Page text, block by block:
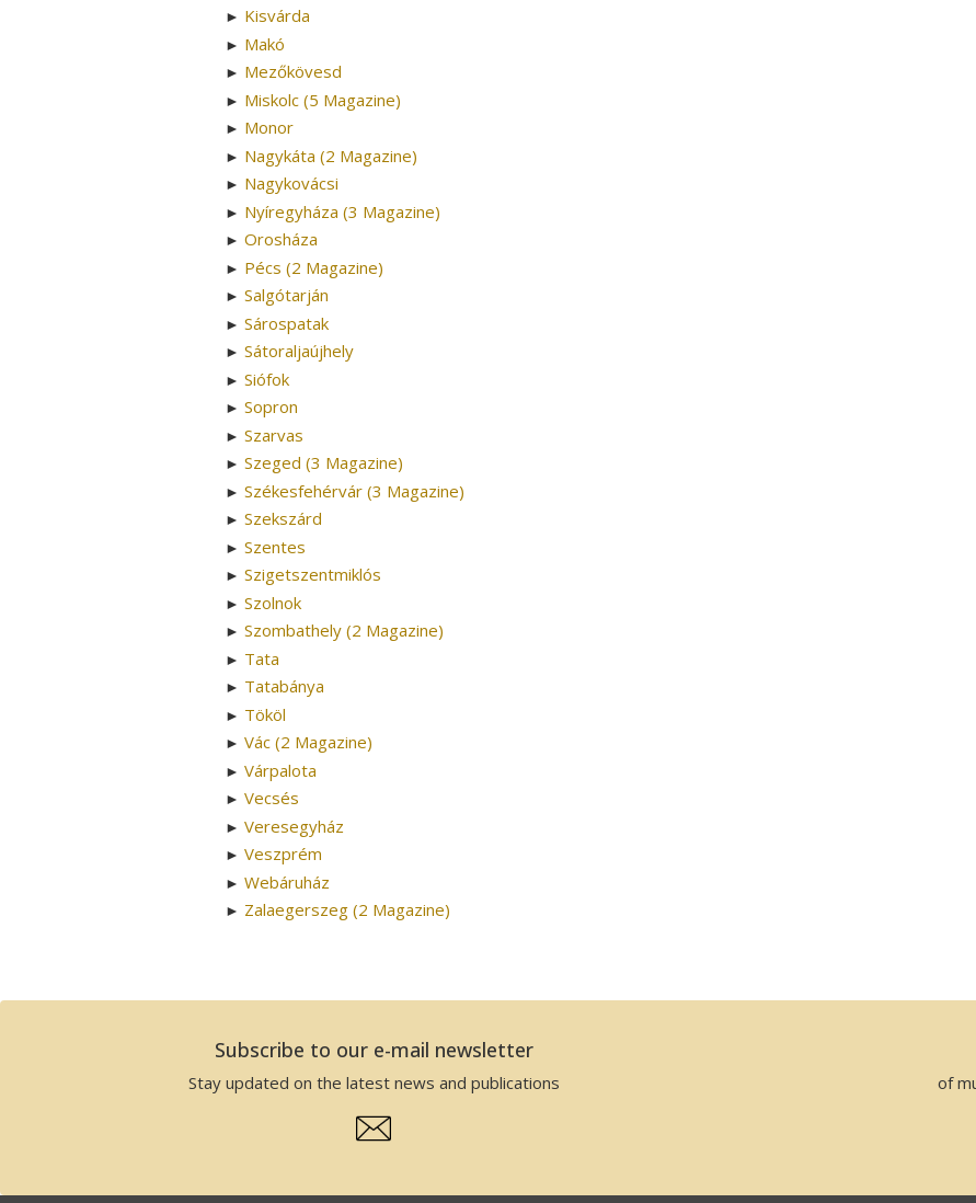
► Kisvárda
► Makó
► Mezőkövesd
► Miskolc (5 Magazine)
► Monor
► Nagykáta (2 Magazine)
► Nagykovácsi
► Nyíregyháza (3 Magazine)
► Orosháza
► Pécs (2 Magazine)
► Salgótarján
► Sárospatak
► Sátoraljaújhely
► Siófok
► Sopron
► Szarvas
► Szeged (3 Magazine)
► Székesfehérvár (3 Magazine)
► Szekszárd
► Szentes
► Szigetszentmiklós
► Szolnok
► Szombathely (2 Magazine)
► Tata
► Tatabánya
► Tököl
► Vác (2 Magazine)
► Várpalota
► Vecsés
► Veresegyház
► Veszprém
► Webáruház
► Zalaegerszeg (2 Magazine)
Subscribe to our e-mail newsletter
Stay updated on the latest news and publications of